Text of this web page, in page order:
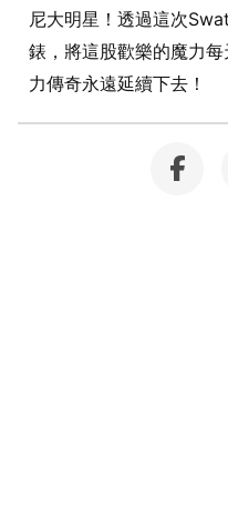
尼大明星！透過這次
錶，將這股歡樂的魔力
力傳奇永遠延續下去！